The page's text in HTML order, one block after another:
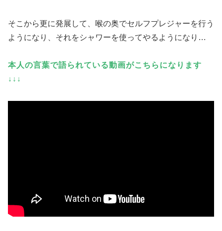
そこから更に発展して、喉の奥でセルフプレジャーを行う
ようになり、それをシャワーを使ってやるようになり…
本人の言葉で語られている動画がこちらになります
↓↓↓